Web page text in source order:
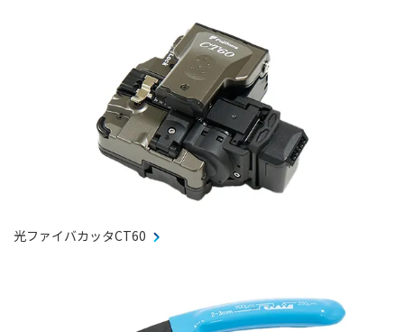
光ファイバカッタCT60